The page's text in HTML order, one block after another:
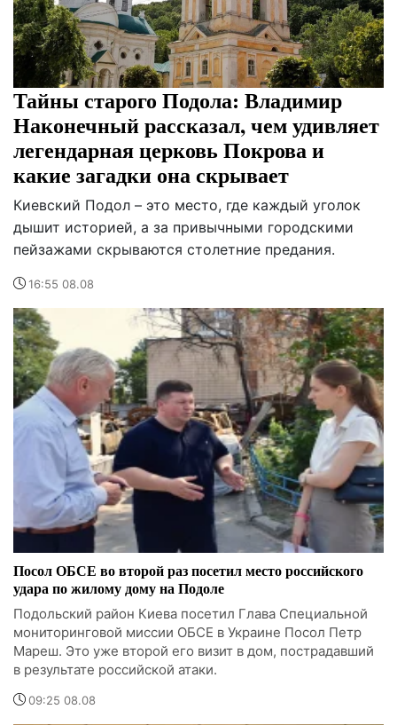
Тайны старого Подола: Владимир
Наконечный рассказал, чем удивляет
легендарная церковь Покрова и
какие загадки она скрывает
Киевский Подол – это место, где каждый уголок
дышит историей, а за привычными городскими
пейзажами скрываются столетние предания.
16:55 08.08
Посол ОБСЕ во второй раз посетил место российского
удара по жилому дому на Подоле
Подольский район Киева посетил Глава Специальной
мониторинговой миссии ОБСЕ в Украине Посол Петр
Мареш. Это уже второй его визит в дом, пострадавший
в результате российской атаки.
09:25 08.08